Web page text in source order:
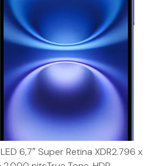
6,7″ Super Retina XDR2.796 x